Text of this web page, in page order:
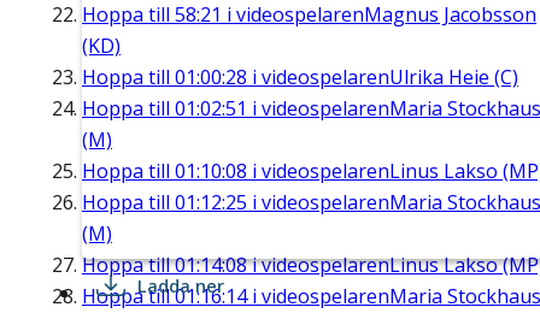
Hoppa till 58:21 i videospelarenMagnus Jacobsson
(KD)
Hoppa till 01:00:28 i videospelarenUlrika Heie (C)
Hoppa till 01:02:51 i videospelarenMaria Stockhaus
(M)
Hoppa till 01:10:08 i videospelarenLinus Lakso
Hoppa till 01:12:25 i videospelarenMaria Stockhaus
(M)
Hoppa till01:14:08i videospelarenLinus Lakso
Hoppa till01:16:14i videospelarenMaria Stockhaus
Ladda ner